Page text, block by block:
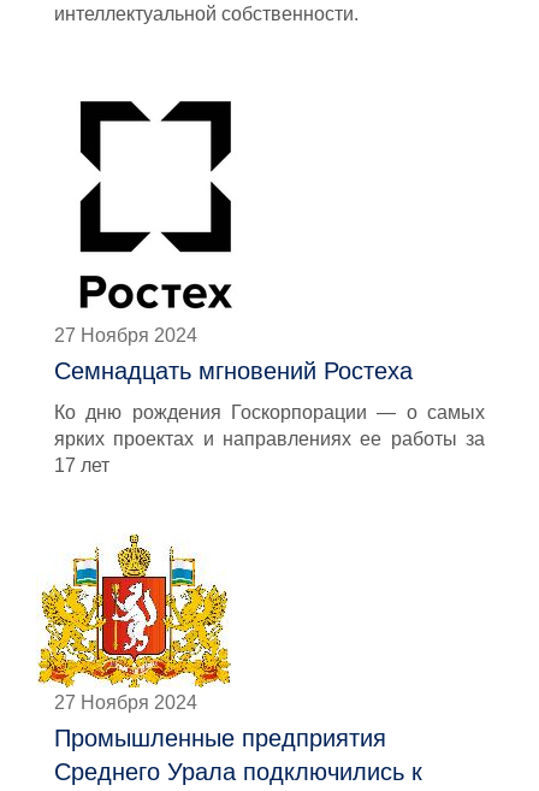
интеллектуальной собственности.
27 Ноября 2024
Семнадцать мгновений Ростеха
Ко дню рождения Госкорпорации — о самых
ярких проектах и направлениях ее работы за
17 лет
27 Ноября 2024
Промышленные предприятия
Среднего Урала подключились к